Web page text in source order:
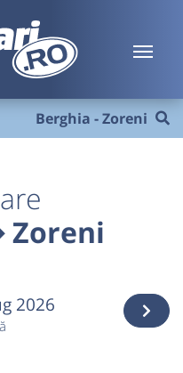
Berghia - Zoreni
Zoreni
2026